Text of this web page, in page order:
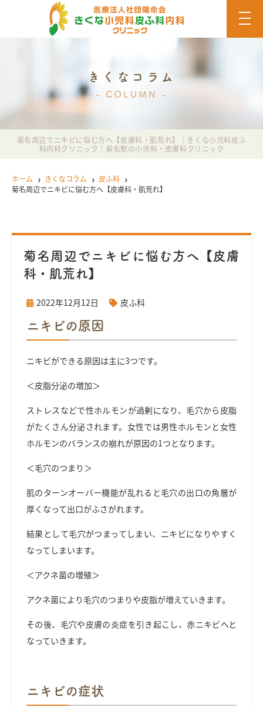
きくなコラム
COLUMN
菊名周辺でニキビに悩む方へ【皮膚科・肌荒れ】｜きくな小児科皮ふ
科内科クリニック｜菊名駅の小児科・皮膚科クリニック
t
o
i
o
ホーム きくなコラム
皮ふ科
菊名周辺でニキビに悩む方へ【皮膚科・肌荒れ】
菊名周辺でニキビに悩む方へ【皮膚
科・肌荒れ】
2022年12月12日 皮ふ科
ニキビの原因
ニキビができる原因は主に3つです。
＜皮脂分泌の増加＞
ストレスなどで性ホルモンが過剰になり、毛穴から皮脂
がたくさん分泌されます。女性では男性ホルモンと女性
ホルモンのバランスの崩れが原因の1つとなります。
＜毛穴のつまり＞
肌のターンオーバー機能が乱れると毛穴の出口の角層が
厚くなって出口がふさがれます。
結果として毛穴がつまってしまい、ニキビになりやすく
なってしまいます。
＜アクネ菌の増殖＞
アクネ菌により毛穴のつまりや皮脂が増えていきます。
その後、毛穴や皮膚の炎症を引き起こし、赤ニキビへと
なっていきます。
ニキビの症状